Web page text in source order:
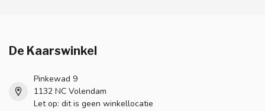
De Kaarswinkel
Pinkewad 9
1132 NC Volendam
Let op: dit is geen winkellocatie